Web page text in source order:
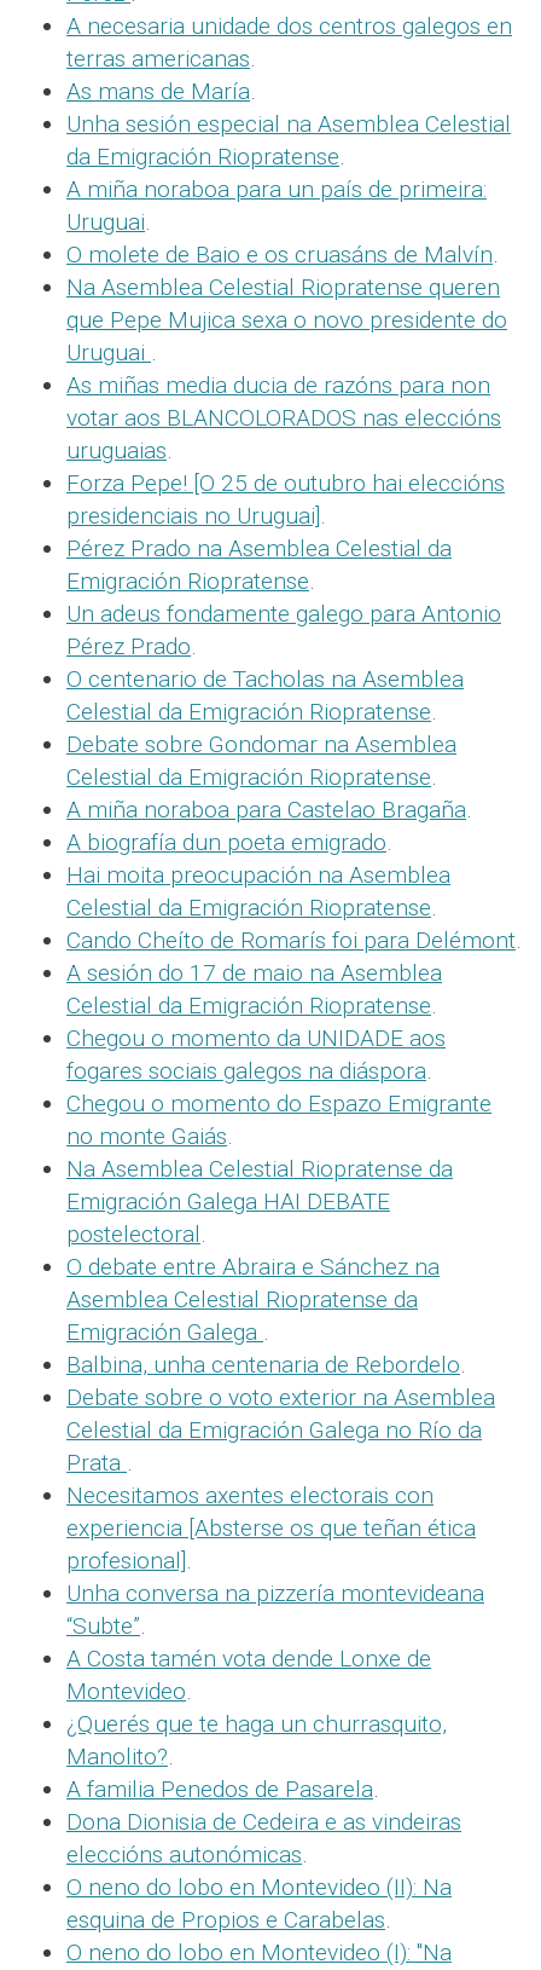
A necesaria unidade dos centros galegos en
terras americanas.
As mans de María.
Unha sesión especial na Asemblea Celestial
da Emigración Riopratense.
A miña noraboa para un país de primeira:
Uruguai.
O molete de Baio e os cruasáns de Malvín.
Na Asemblea Celestial Riopratense queren
que Pepe Mujica sexa o novo presidente do
Uruguai .
As miñas media ducia de razóns para non
votar aos BLANCOLORADOS nas eleccións
uruguaias.
Forza Pepe! [O 25 de outubro hai eleccións
presidenciais no Uruguai].
Pérez Prado na Asemblea Celestial da
Emigración Riopratense.
Un adeus fondamente galego para Antonio
Pérez Prado.
O centenario de Tacholas na Asemblea
Celestial da Emigración Riopratense.
Debate sobre Gondomar na Asemblea
Celestial da Emigración Riopratense.
A miña noraboa para Castelao Bragaña.
A biografía dun poeta emigrado.
Hai moita preocupación na Asemblea
Celestial da Emigración Riopratense.
Cando Cheíto de Romarís foi para Delémont.
A sesión do 17 de maio na Asemblea
Celestial da Emigración Riopratense.
Chegou o momento da UNIDADE aos
fogares sociais galegos na diáspora.
Chegou o momento do Espazo Emigrante
no monte Gaiás.
Na Asemblea Celestial Riopratense da
Emigración Galega HAI DEBATE
postelectoral.
O debate entre Abraira e Sánchez na
Asemblea Celestial Riopratense da
Emigración Galega .
Balbina, unha centenaria de Rebordelo.
Debate sobre o voto exterior na Asemblea
Celestial da Emigración Galega no Río da
Prata .
Necesitamos axentes electorais con
experiencia [Absterse os que teñan ética
profesional].
Unha conversa na pizzería montevideana
“Subte”.
A Costa tamén vota dende Lonxe de
Montevideo.
¿Querés que te haga un churrasquito,
Manolito?.
A familia Penedos de Pasarela.
Dona Dionisia de Cedeira e as vindeiras
eleccións autonómicas.
O neno do lobo en Montevideo (II): Na
esquina de Propios e Carabelas.
O neno do lobo en Montevideo (I): "Na